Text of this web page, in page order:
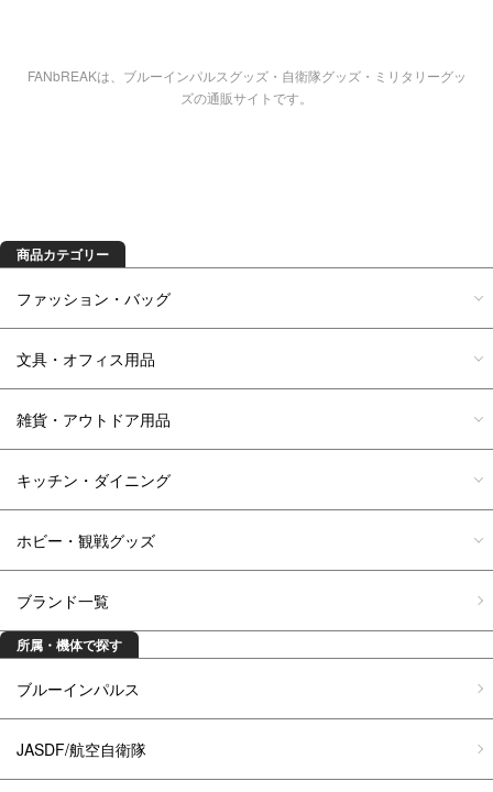
FANbREAKは、ブルーインパルスグッズ・自衛隊グッズ・ミリタリーグッ
ズの通販サイトです。
商品カテゴリー
ファッション・バッグ
文具・オフィス用品
雑貨・アウトドア用品
キッチン・ダイニング
ホビー・観戦グッズ
ブランド一覧
所属・機体で探す
ブルーインパルス
JASDF/航空自衛隊